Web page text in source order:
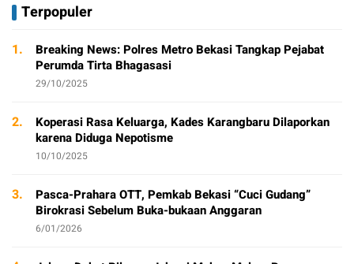
Terpopuler
1.
Breaking News: Polres Metro Bekasi Tangkap Pejabat
Perumda Tirta Bhagasasi
29/10/2025
2.
Koperasi Rasa Keluarga, Kades Karangbaru Dilaporkan
karena Diduga Nepotisme
10/10/2025
3.
Pasca-Prahara OTT, Pemkab Bekasi “Cuci Gudang”
Birokrasi Sebelum Buka-bukaan Anggaran
6/01/2026